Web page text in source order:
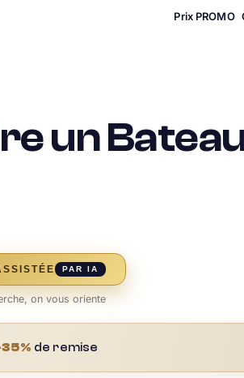
Prix PROMO
un
PAR IA
on vous oriente
de remise